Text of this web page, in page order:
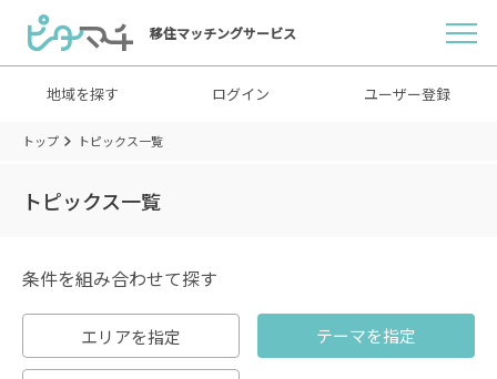
移住マッチングサービス
地域を探す ログイン ユーザー登録
トップ トピックス一覧
トピックス一覧
条件を組み合わせて探す
エリアを指定 テーマを指定